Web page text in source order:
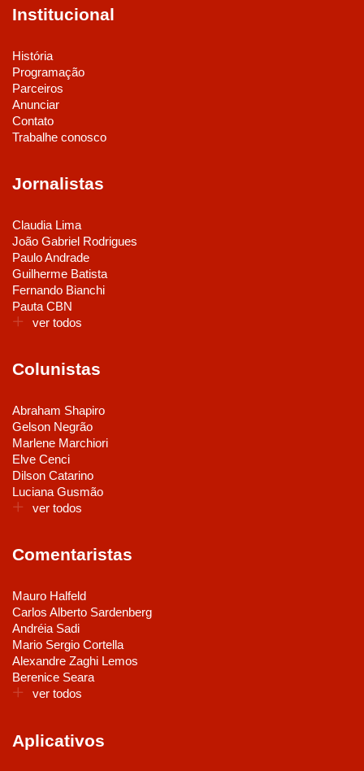
Institucional
História
Programação
Parceiros
Anunciar
Contato
Trabalhe conosco
Jornalistas
Claudia Lima
João Gabriel Rodrigues
Paulo Andrade
Guilherme Batista
Fernando Bianchi
Pauta CBN
ver todos
Colunistas
Abraham Shapiro
Gelson Negrão
Marlene Marchiori
Elve Cenci
Dilson Catarino
Luciana Gusmão
ver todos
Comentaristas
Mauro Halfeld
Carlos Alberto Sardenberg
Andréia Sadi
Mario Sergio Cortella
Alexandre Zaghi Lemos
Berenice Seara
ver todos
Aplicativos